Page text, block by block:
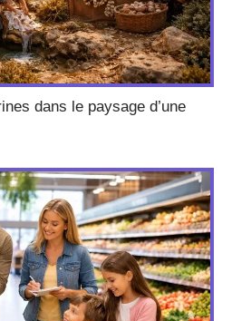
dans le paysage d’une